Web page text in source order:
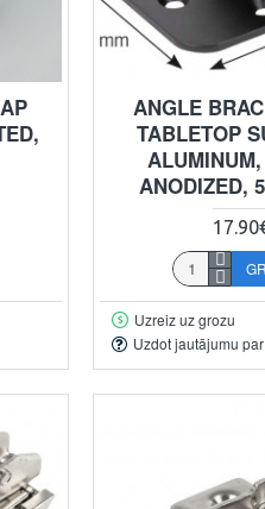
ANGLE
TABLETOP
ANODIZED,
Uzreiz uz grozu
Uzdot jautājumu